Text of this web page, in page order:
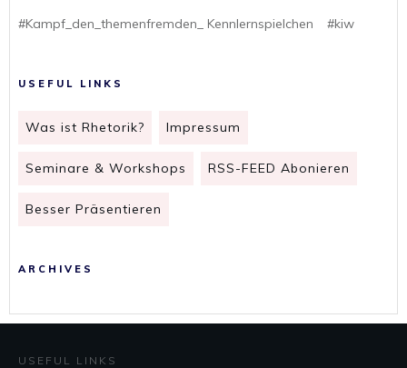
#Kampf_den_themenfremden_ Kennlernspielchen #kiw
USEFUL LINKS
Was ist Rhetorik? Impressum
Seminare & Workshops RSS-FEED Abonieren
Besser Präsentieren
ARCHIVES
USEFUL LINKS